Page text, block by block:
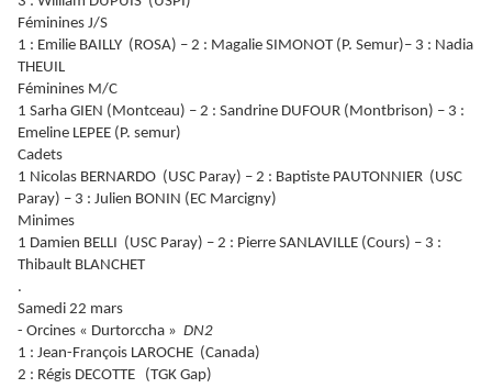
Féminines J/S
1 : Emilie BAILLY (ROSA) – 2 : Magalie SIMONOT (P. Semur)– 3 : Nadia
THEUIL
Féminines M/C
1 Sarha GIEN (Montceau) – 2 : Sandrine DUFOUR (Montbrison) – 3 :
Emeline LEPEE (P. semur)
Cadets
1 Nicolas BERNARDO (USC Paray) – 2 : Baptiste PAUTONNIER (USC
Paray) – 3 : Julien BONIN (EC Marcigny)
Minimes
1 Damien BELLI (USC Paray) – 2 : Pierre SANLAVILLE (Cours) – 3 :
Thibault BLANCHET
.
Samedi 22 mars
- Orcines « Durtorccha » DN2
1 : Jean-François LAROCHE (Canada)
2 : Régis DECOTTE (TGK Gap)